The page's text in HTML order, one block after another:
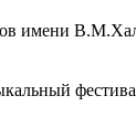
имени